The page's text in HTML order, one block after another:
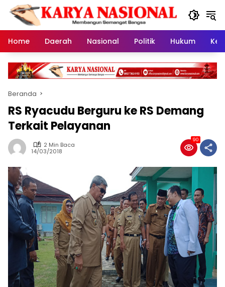
Langsung
konten
Home
Daerah Nasional Politik Hukum
Beranda
RS Ryacudu Berguru ke RS Demang
Terkait Pelayanan
2 Min Baca
14/03/2018
90